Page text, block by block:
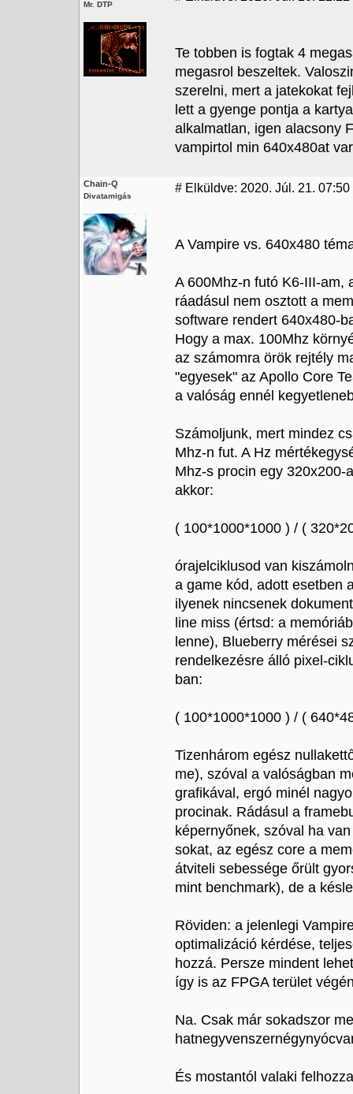
Mr. DTP
Te tobben is fogtak 4
megasrol beszeltek.
szerelni, mert a jatekokat
lett a gyenge pontja a
alkalmatlan, igen alacsony
vampirtol min 640x480at
Chain-Q
Divatamigás
# Elküldve: 2020. Júl. 21.
A Vampire vs. 640x480
A 600Mhz-n futó K6-III-am,
ráadásul nem osztott a
software rendert 640x480-
Hogy a max. 100Mhz
az számomra örök rejtély
"egyesek" az Apollo Core
a valóság ennél
Számoljunk, mert mindez
Mhz-n fut. A Hz
Mhz-s procin egy
akkor:
( 100*1000*1000 ) / (
órajelciklusod van
a game kód, adott esetben
ilyenek nincsenek
line miss (értsd: a
lenne), Blueberry mérései
rendelkezésre álló pixel-
ban:
( 100*1000*1000 ) / (
Tizenhárom egész
me), szóval a valóságban
grafikával, ergó minél
procinak. Rádásul a
képernyőnek, szóval ha
sokat, az egész core a
átviteli sebessége őrült
mint benchmark), de a
Röviden: a jelenlegi
optimalizáció kérdése,
hozzá. Persze mindent
így is az FPGA terület
Na. Csak már sokadszor
És mostantól valaki